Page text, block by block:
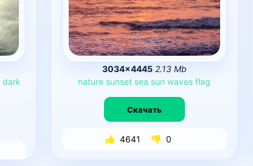
dark
3034×4445 2.13 Mb
nature sunset sea sun waves flag
Скачать
4641 0